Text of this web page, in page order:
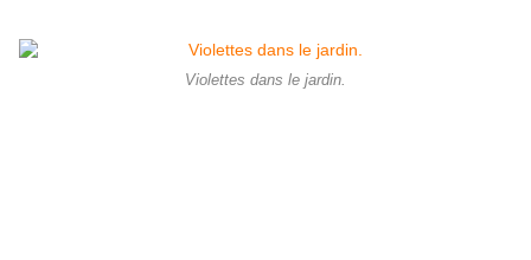
Violettes dans le jardin.